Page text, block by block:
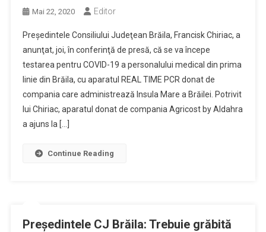
Mai 22, 2020 Editor
Preşedintele Consiliului Judeţean Brăila, Francisk Chiriac, a
anunţat, joi, în conferinţă de presă, că se va începe
testarea pentru COVID-19 a personalului medical din prima
linie din Brăila, cu aparatul REAL TIME PCR donat de
compania care administrează Insula Mare a Brăilei. Potrivit
lui Chiriac, aparatul donat de compania Agricost by Aldahra
a ajuns la […]
Continue Reading
Preşedintele CJ Brăila: Trebuie grăbită